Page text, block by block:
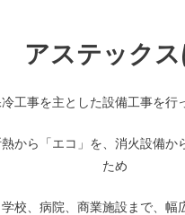
アステックス
工事を主とした設備工事を行
から「エコ」を、消火設備か
ため
校、病院、商業施設まで、幅